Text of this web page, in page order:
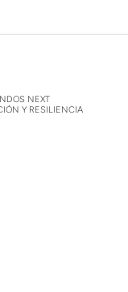
NEXT
Y RESILIENCIA